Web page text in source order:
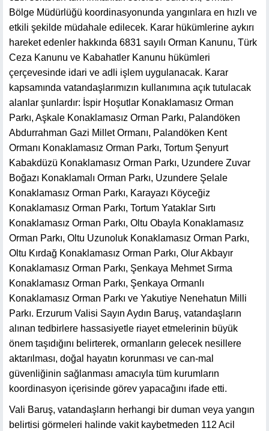
Bölge Müdürlüğü koordinasyonunda yangınlara en hızlı ve
etkili şekilde müdahale edilecek. Karar hükümlerine aykırı
hareket edenler hakkında 6831 sayılı Orman Kanunu, Türk
Ceza Kanunu ve Kabahatler Kanunu hükümleri
çerçevesinde idari ve adli işlem uygulanacak. Karar
kapsamında vatandaşlarımızın kullanımına açık tutulacak
alanlar şunlardır: İspir Hoşutlar Konaklamasız Orman
Parkı, Aşkale Konaklamasız Orman Parkı, Palandöken
Abdurrahman Gazi Millet Ormanı, Palandöken Kent
Ormanı Konaklamasız Orman Parkı, Tortum Şenyurt
Kabakdüzü Konaklamasız Orman Parkı, Uzundere Zuvar
Boğazı Konaklamalı Orman Parkı, Uzundere Şelale
Konaklamasız Orman Parkı, Karayazı Köyceğiz
Konaklamasız Orman Parkı, Tortum Yataklar Sırtı
Konaklamasız Orman Parkı, Oltu Obayla Konaklamasız
Orman Parkı, Oltu Uzunoluk Konaklamasız Orman Parkı,
Oltu Kırdağ Konaklamasız Orman Parkı, Olur Akbayır
Konaklamasız Orman Parkı, Şenkaya Mehmet Sırma
Konaklamasız Orman Parkı, Şenkaya Ormanlı
Konaklamasız Orman Parkı ve Yakutiye Nenehatun Milli
Parkı. Erzurum Valisi Sayın Aydın Baruş, vatandaşların
alınan tedbirlere hassasiyetle riayet etmelerinin büyük
önem taşıdığını belirterek, ormanların gelecek nesillere
aktarılması, doğal hayatın korunması ve can-mal
güvenliğinin sağlanması amacıyla tüm kurumların
koordinasyon içerisinde görev yapacağını ifade etti.
Vali Baruş, vatandaşların herhangi bir duman veya yangın
belirtisi görmeleri halinde vakit kaybetmeden 112 Acil